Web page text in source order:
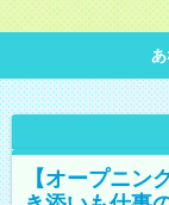
【オープニン